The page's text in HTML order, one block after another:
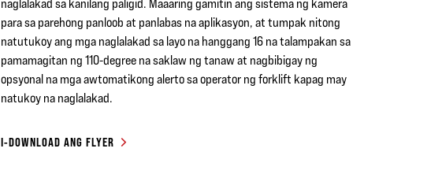
naglalakad sa kanilang paligid. Maaaring gamitin ang sistema ng kamera
para sa parehong panloob at panlabas na aplikasyon, at tumpak nitong
natutukoy ang mga naglalakad sa layo na hanggang 16 na talampakan sa
pamamagitan ng 110-degree na saklaw ng tanaw at nagbibigay ng
opsyonal na mga awtomatikong alerto sa operator ng forklift kapag may
natukoy na naglalakad.
I-DOWNLOAD ANG FLYER